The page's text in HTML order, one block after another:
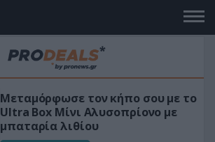
Μεταμόρφωσε τον κήπο σου με το
Ultra Box Μίνι Αλυσοπρίονο με
μπαταρία λιθίου